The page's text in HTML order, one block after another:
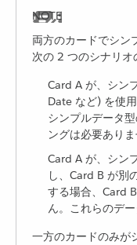
両方のカードでシン
次の 2 つのシナリオ
Card A が、シン
Date など) を使
シンプルデータ
ングは必要ありま
Card A が、シン
し、Card B が別
する場合、Card
ん。これらのデ
一方のカードのみが